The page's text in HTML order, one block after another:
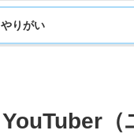
やりがい
YouTuber（